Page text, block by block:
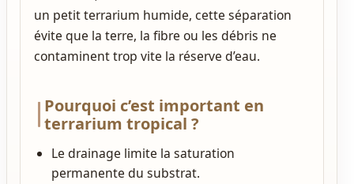
un petit terrarium humide, cette séparation
évite que la terre, la fibre ou les débris ne
contaminent trop vite la réserve d’eau.
Pourquoi c’est important en
terrarium tropical ?
Le drainage limite la saturation
permanente du substrat.